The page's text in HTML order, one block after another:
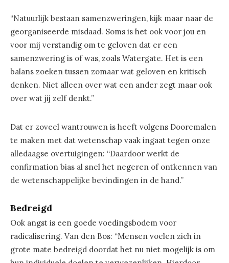
“Natuurlijk bestaan samenzweringen, kijk maar naar de
georganiseerde misdaad. Soms is het ook voor jou en
voor mij verstandig om te geloven dat er een
samenzwering is of was, zoals Watergate. Het is een
balans zoeken tussen zomaar wat geloven en kritisch
denken. Niet alleen over wat een ander zegt maar ook
over wat jij zelf denkt.”
Dat er zoveel wantrouwen is heeft volgens Dooremalen
te maken met dat wetenschap vaak ingaat tegen onze
alledaagse overtuigingen: “Daardoor werkt de
confirmation bias al snel het negeren of ontkennen van
de wetenschappelijke bevindingen in de hand.”
Bedreigd
Ook angst is een goede voedingsbodem voor
radicalisering. Van den Bos: “Mensen voelen zich in
grote mate bedreigd doordat het nu niet mogelijk is om